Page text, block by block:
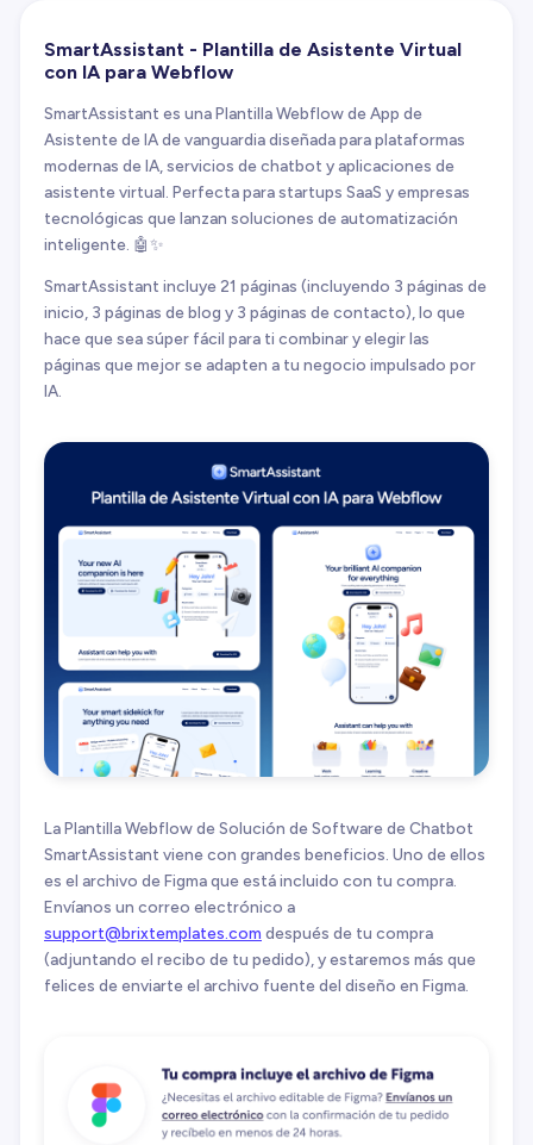
SmartAssistant - Plantilla de Asistente Virtual
con IA para Webflow
SmartAssistant es una Plantilla Webflow de App de
Asistente de IA de vanguardia diseñada para plataformas
modernas de IA, servicios de chatbot y aplicaciones de
asistente virtual. Perfecta para startups SaaS y empresas
tecnológicas que lanzan soluciones de automatización
inteligente. 🤖✨
SmartAssistant incluye 21 páginas (incluyendo 3 páginas de
inicio, 3 páginas de blog y 3 páginas de contacto), lo que
hace que sea súper fácil para ti combinar y elegir las
páginas que mejor se adapten a tu negocio impulsado por
IA.
La Plantilla Webflow de Solución de Software de Chatbot
SmartAssistant viene con grandes beneficios. Uno de ellos
es el archivo de Figma que está incluido con tu compra.
Envíanos un correo electrónico a
support@brixtemplates.com después de tu compra
(adjuntando el recibo de tu pedido), y estaremos más que
felices de enviarte el archivo fuente del diseño en Figma.